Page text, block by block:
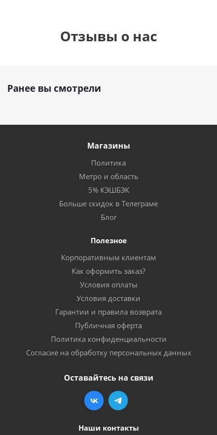
Отзывы о нас
Ранее вы смотрели
Магазины
Политика
Метро и область
5% КЭШБЭК
Больше скидок в Телеграме
Блог
Полезное
Корпоративным клиентам
Как оформить заказ?
Условия оплаты
Условия доставки
Гарантии и правила возврата
Публичная оферта
Политика конфиденциальности
Согласие на обработку персональных данных
Оставайтесь на связи
Наши контакты